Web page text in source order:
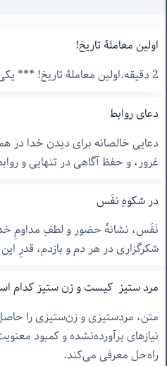
اولین معاملۀ تاریخ!
2 دقیقه.اولین معاملۀ تاریخ! *** یکی از اولین معامله های…
دعای روابط
دعایی خالصانه برای دیدن خدا در
غرور، و حفظ آگاهی در تنهایی و
در شکوهِ نفَس
نَفَس، نشانهٔ حضور و لطفِ مداومِ
شکرگزاری در هر دم و بازدم، قدرِ
مرد ستیز کیست و زن ستیز کدام
متن، مردستیزی و زن‌ستیزی را
نیازهای برآورده‌نشده و کمبود
راه‌حل معرفی می‌کند.